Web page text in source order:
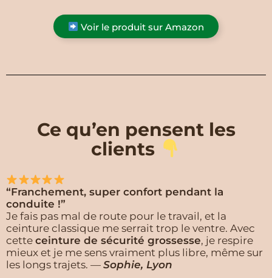
Voir le produit sur Amazon
Ce qu’en pensent les
clients
“Franchement, super confort pendant la
conduite !”
Je fais pas mal de route pour le travail, et la
ceinture classique me serrait trop le ventre. Avec
cette ceinture de sécurité grossesse, je respire
mieux et je me sens vraiment plus libre, même sur
les longs trajets. — Sophie, Lyon